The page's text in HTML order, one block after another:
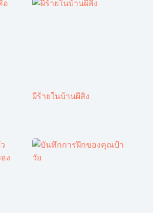
ผีร้ายในบ้านผีสิง